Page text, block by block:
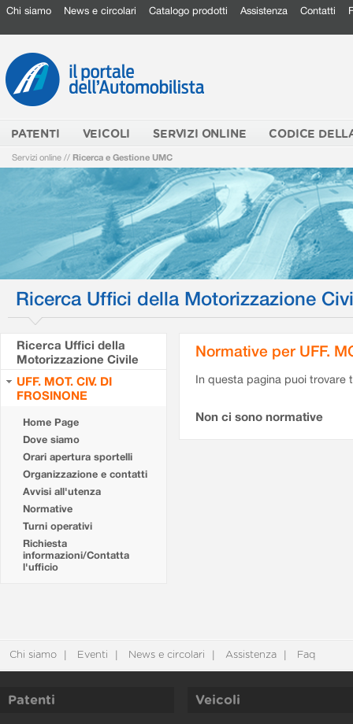
Chi siamo News e circolari Catalogo prodotti Assistenza Contatti
PATENTI VEICOLI SERVIZI ONLINE CODICE
Servizi online // Ricerca e Gestione UMC
Ricerca Uffici della Motorizzazione
Ricerca Uffici della
Motorizzazione Civile
UFF. MOT. CIV. DI
FROSINONE
Home Page
Dove siamo
Orari apertura sportelli
Organizzazione e contatti
Avvisi all'utenza
Normative
Turni operativi
Richiesta
informazioni/Contatta
l'ufficio
Normative per UFF.
In questa pagina puoi
Non ci sono normative
Chi siamo Eventi News e circolari Assistenza Faq
Patenti Veicoli